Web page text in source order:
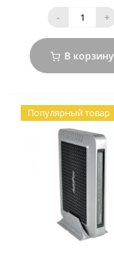
- +
В корзину
Популярный товар